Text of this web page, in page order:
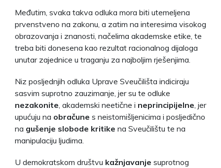
Međutim, svaka takva odluka mora biti utemeljena
prvenstveno na zakonu, a zatim na interesima visokog
obrazovanja i znanosti, načelima akademske etike, te
treba biti donesena kao rezultat racionalnog dijaloga
unutar zajednice u traganju za najboljim rješenjima.
Niz posljednjih odluka Uprave Sveučilišta indiciraju
sasvim suprotno zauzimanje, jer su te odluke
nezakonite , akademski neetične i neprincipijelne , jer
upućuju na obračune s neistomišljenicima i posljedično
na gušenje slobode kritike na Sveučilištu te na
manipulaciju ljudima.
U demokratskom društvu kažnjavanje suprotnog